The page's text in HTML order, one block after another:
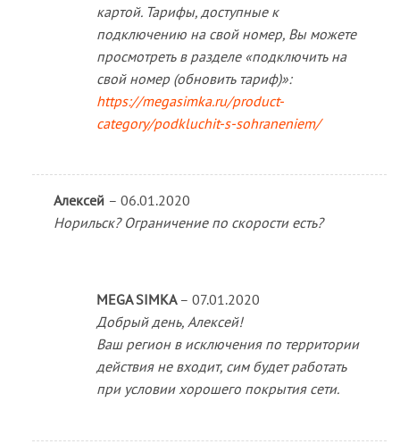
картой. Тарифы, доступные к
подключению на свой номер, Вы можете
просмотреть в разделе «подключить на
свой номер (обновить тариф)»:
https://megasimka.ru/product-
category/podkluchit-s-sohraneniem/
Алексей – 06.01.2020
Норильск? Ограничение по скорости есть?
MEGA SIMKA – 07.01.2020
Добрый день, Алексей!
Ваш регион в исключения по территории
действия не входит, сим будет работать
при условии хорошего покрытия сети.